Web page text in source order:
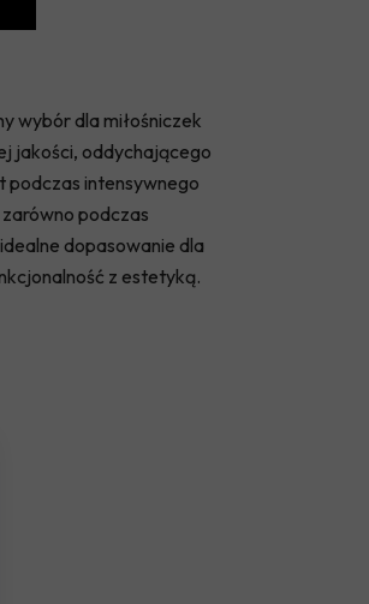
wybór dla miłośniczek
jakości, oddychającego
podczas intensywnego
podczas
dopasowanie dla
z estetyką.